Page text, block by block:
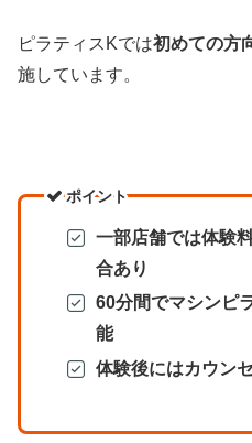
ピラティスKでは初めての方
施しています。
ポイント
一部店舗では体験
合あり
60分間でマシンピ
能
体験後にはカウン